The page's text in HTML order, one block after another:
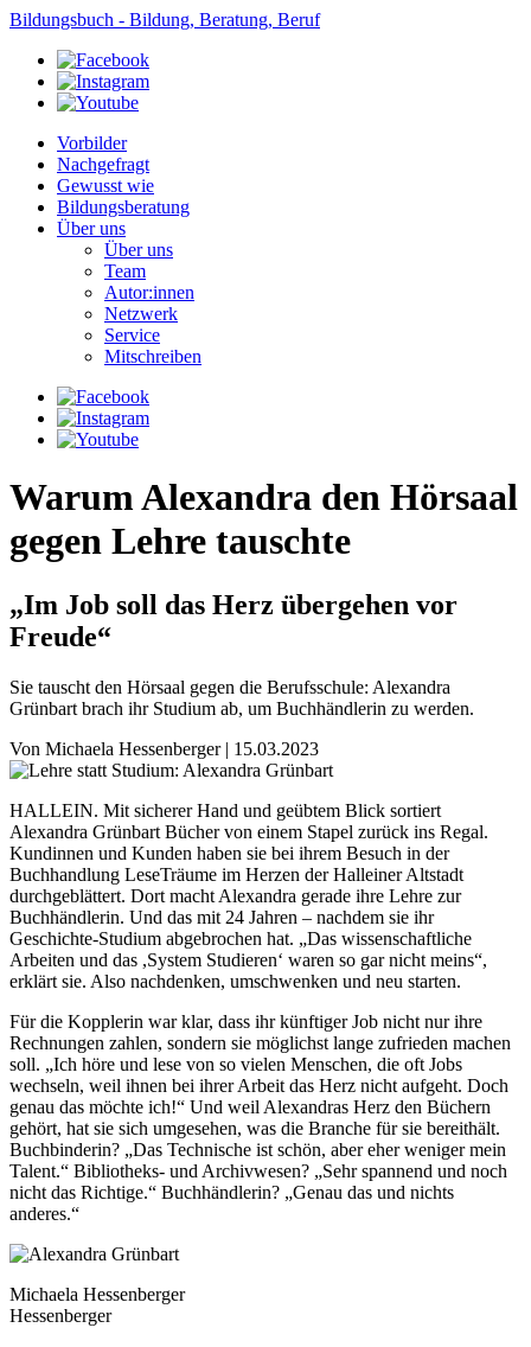
Bildungsbuch - Bildung, Beratung, Beruf
Vorbilder
Nachgefragt
Gewusst wie
Bildungsberatung
Über uns
Über uns
Team
Autor:innen
Netzwerk
Service
Mitschreiben
Warum Alexandra den Hörsaal
gegen Lehre tauschte
„Im Job soll das Herz übergehen vor
Freude“
Sie tauscht den Hörsaal gegen die Berufsschule: Alexandra
Grünbart brach ihr Studium ab, um Buchhändlerin zu werden.
Von Michaela Hessenberger| 15.03.2023
HALLEIN. Mit sicherer Hand und geübtem Blick sortiert
Alexandra Grünbart Bücher von einem Stapel zurück ins Regal.
Kundinnen und Kunden haben sie bei ihrem Besuch in der
Buchhandlung LeseTräume im Herzen der Halleiner Altstadt
durchgeblättert. Dort macht Alexandra gerade ihre Lehre zur
Buchhändlerin. Und das mit 24 Jahren – nachdem sie ihr
Geschichte-Studium abgebrochen hat. „Das wissenschaftliche
Arbeiten und das ,System Studieren‘ waren so gar nicht meins“,
erklärt sie. Also nachdenken, umschwenken und neu starten.
Für die Kopplerin war klar, dass ihr künftiger Job nicht nur ihre
Rechnungen zahlen, sondern sie möglichst lange zufrieden machen
soll. „Ich höre und lese von so vielen Menschen, die oft Jobs
wechseln, weil ihnen bei ihrer Arbeit das Herz nicht aufgeht. Doch
genau das möchte ich!“ Und weil Alexandras Herz den Büchern
gehört, hat sie sich umgesehen, was die Branche für sie bereithält.
Buchbinderin? „Das Technische ist schön, aber eher weniger mein
Talent.“ Bibliotheks- und Archivwesen? „Sehr spannend und noch
nicht das Richtige.“ Buchhändlerin? „Genau das und nichts
anderes.“
Michaela Hessenberger
Hessenberger